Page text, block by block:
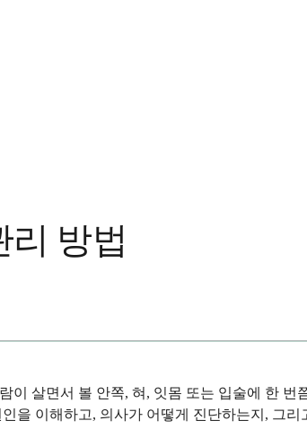
리 방법
살면서 볼 안쪽, 혀, 잇몸 또는 입술에 한
을 이해하고, 의사가 어떻게 진단하는지, 그